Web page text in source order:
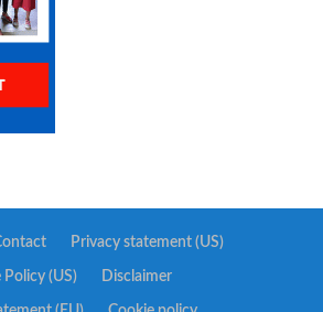
Privacy statement (US)
Policy (US) Disclaimer